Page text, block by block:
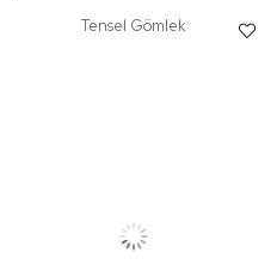
Tensel Gömlek